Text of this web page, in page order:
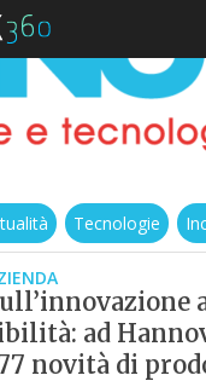
Tecnologie
ad
novità di